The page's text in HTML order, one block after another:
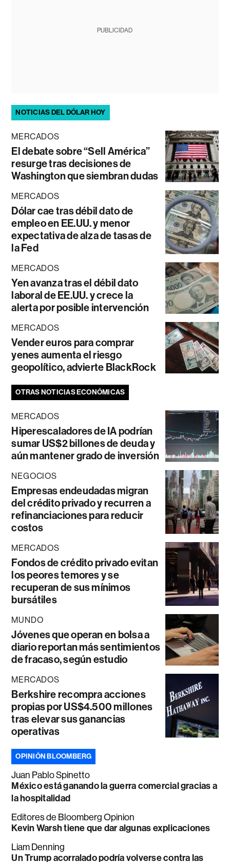
PUBLICIDAD
NOTICIAS DEL DÓLAR HOY
MERCADOS
El debate sobre “Sell América”
resurge tras decisiones de
Washington que siembran dudas
MERCADOS
Dólar cae tras débil dato de
empleo en EE.UU. y menor
expectativa de alza de tasas de
la Fed
MERCADOS
Yen avanza tras el débil dato
laboral de EE.UU. y crece la
alerta por posible intervención
MERCADOS
Vender euros para comprar
yenes aumenta el riesgo
geopolítico, advierte BlackRock
OTRAS NOTICIAS ECONÓMICAS
MERCADOS
Hiperescaladores de IA podrían
sumar US$2 billones de deuda y
aún mantener grado de inversión
NEGOCIOS
Empresas endeudadas migran
del crédito privado y recurren a
refinanciaciones para reducir
costos
MERCADOS
Fondos de crédito privado evitan
los peores temores y se
recuperan de sus mínimos
bursátiles
MUNDO
Jóvenes que operan en bolsa a
diario reportan más sentimientos
de fracaso, según estudio
MERCADOS
Berkshire recompra acciones
propias por US$4.500 millones
tras elevar sus ganancias
operativas
OPINIÓN BLOOMBERG
Juan Pablo Spinetto
México está ganando la guerra comercial gracias a
la hospitalidad
Editores de Bloomberg Opinion
Kevin Warsh tiene que dar algunas explicaciones
Liam Denning
Un Trump acorralado podría volverse contra las